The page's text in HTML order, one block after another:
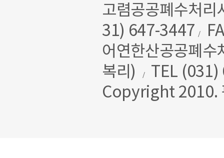
고렴공공폐수처리
31) 647-3447 /
어연한산공공폐수
복리)
/
TEL
Copyright 2010.